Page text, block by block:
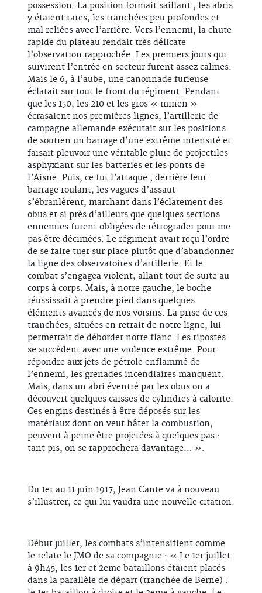
possession. La position formait saillant ; les abris
y étaient rares, les tranchées peu profondes et
mal reliées avec l’arrière. Vers l’ennemi, la chute
rapide du plateau rendait très délicate
l’observation rapprochée. Les premiers jours qui
suivirent l’entrée en secteur furent assez calmes.
Mais le 6, à l’aube, une canonnade furieuse
éclatait sur tout le front du régiment. Pendant
que les 150, les 210 et les gros « minen »
écrasaient nos premières lignes, l’artillerie de
campagne allemande exécutait sur les positions
de soutien un barrage d’une extrême intensité et
faisait pleuvoir une véritable pluie de projectiles
asphyxiant sur les batteries et les ponts de
l’Aisne. Puis, ce fut l’attaque ; derrière leur
barrage roulant, les vagues d’assaut
s’ébranlèrent, marchant dans l’éclatement des
obus et si près d’ailleurs que quelques sections
ennemies furent obligées de rétrograder pour me
pas être décimées. Le régiment avait reçu l’ordre
de se faire tuer sur place plutôt que d’abandonner
la ligne des observatoires d’artillerie. Et le
combat s’engagea violent, allant tout de suite au
corps à corps. Mais, à notre gauche, le boche
réussissait à prendre pied dans quelques
éléments avancés de nos voisins. La prise de ces
tranchées, situées en retrait de notre ligne, lui
permettait de déborder notre flanc. Les ripostes
se succèdent avec une violence extrême. Pour
répondre aux jets de pétrole enflammé de
l’ennemi, les grenades incendiaires manquent.
Mais, dans un abri éventré par les obus on a
découvert quelques caisses de cylindres à calorite.
Ces engins destinés à être déposés sur les
matériaux dont on veut hâter la combustion,
peuvent à peine être projetées à quelques pas :
tant pis, on se rapprochera davantage… ».
Du 1er au 11 juin 1917, Jean Cante va à nouveau
s’illustrer, ce qui lui vaudra une nouvelle citation.
Début juillet, les combats s’intensifient comme
le relate le JMO de sa compagnie : « Le 1er juillet
à 9h45, les 1er et 2eme bataillons étaient placés
dans la parallèle de départ (tranchée de Berne) :